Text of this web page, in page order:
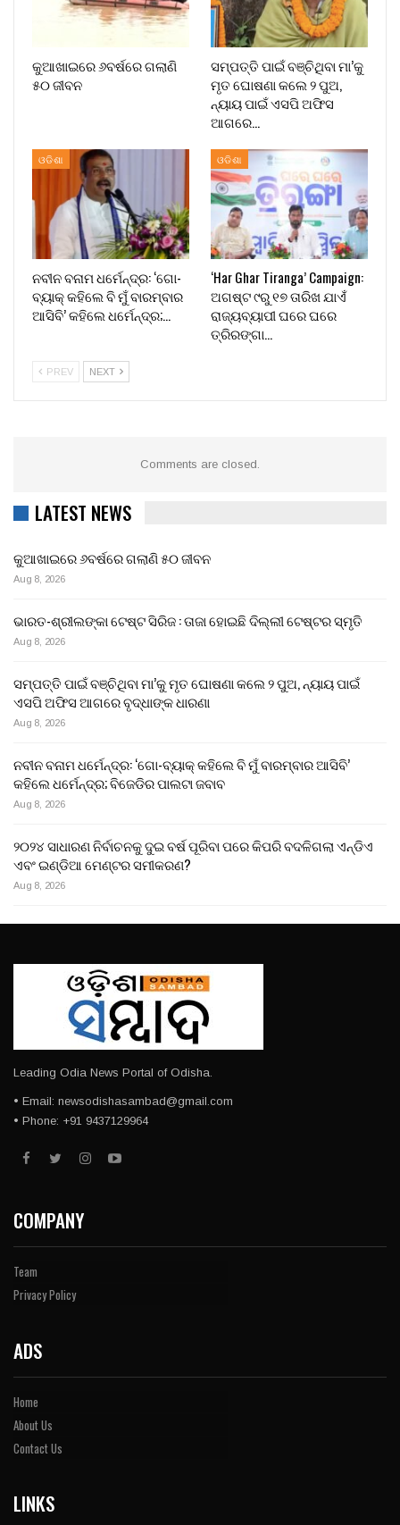
କୁଆଖାଇରେ ୬ବର୍ଷରେ ଗଲାଣି
୫୦ ଜୀବନ
ସମ୍ପତ୍ତି ପାଇଁ ବଞ୍ଚିଥିବା ମା’କୁ
ମୃତ ଘୋଷଣା କଲେ ୨ ପୁଅ,
ନ୍ୟାୟ ପାଇଁ ଏସପି ଅଫିସ
ଆଗରେ…
ଓଡିଶା
ନବୀନ ବନାମ ଧର୍ମେନ୍ଦ୍ର: ‘ଗୋ-
ବ୍ୟାକ୍ କହିଲେ ବି ମୁଁ ବାରମ୍ବାର
ଆସିବି’ କହିଲେ ଧର୍ମେନ୍ଦ୍ର;…
ଓଡିଶା
‘Har Ghar Tiranga’ Campaign:
ଅଗଷ୍ଟ ୯ରୁ ୧୭ ତାରିଖ ଯାଏଁ
ରାଜ୍ୟବ୍ୟାପୀ ଘରେ ଘରେ
ତ୍ରିରଙ୍ଗା…
PREV NEXT
Comments are closed.
LATEST NEWS
କୁଆଖାଇରେ ୬ବର୍ଷରେ ଗଲାଣି ୫୦ ଜୀବନ
Aug 8, 2026
ଭାରତ-ଶ୍ରୀଲଙ୍କା ଟେଷ୍ଟ ସିରିଜ : ତାଜା ହୋଇଛି ଦିଲ୍ଲୀ ଟେଷ୍ଟର ସ୍ମୃତି
Aug 8, 2026
ସମ୍ପତ୍ତି ପାଇଁ ବଞ୍ଚିଥିବା ମା’କୁ ମୃତ ଘୋଷଣା କଲେ ୨ ପୁଅ, ନ୍ୟାୟ ପାଇଁ
ଏସପି ଅଫିସ ଆଗରେ ବୃଦ୍ଧାଙ୍କ ଧାରଣା
Aug 8, 2026
ନବୀନ ବନାମ ଧର୍ମେନ୍ଦ୍ର: ‘ଗୋ-ବ୍ୟାକ୍ କହିଲେ ବି ମୁଁ ବାରମ୍ବାର ଆସିବି’
କହିଲେ ଧର୍ମେନ୍ଦ୍ର; ବିଜେଡିର ପାଲଟା ଜବାବ
Aug 8, 2026
୨୦୨୪ ସାଧାରଣ ନିର୍ବାଚନକୁ ଦୁଇ ବର୍ଷ ପୂରିବା ପରେ କିପରି ବଦଳିଗଲା ଏନ୍‌ଡିଏ
ଏବଂ ଇଣ୍ଡିଆ ମେଣ୍ଟର ସମୀକରଣ?
Aug 8, 2026
Leading Odia News Portal of Odisha.
• Email: newsodishasambad@gmail.com
• Phone: +91 9437129964
COMPANY
Team
Privacy Policy
ADS
Home
About Us
Contact Us
LINKS